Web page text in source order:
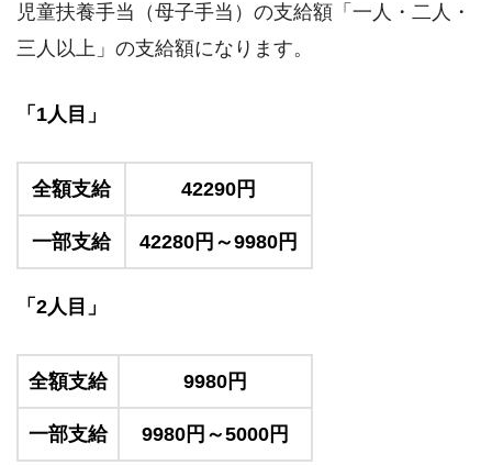
児童扶養手当（母子手当）の支給額「一人・二人・
三人以上」の支給額になります。
「1人目」
全額支給 42290円
一部支給 42280円～9980円
「2人目」
全額支給 9980円
一部支給 9980円～5000円